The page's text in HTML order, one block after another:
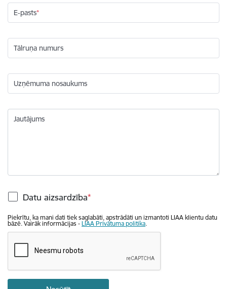
E-pasts
Tālruņa numurs
Uzņēmuma nosaukums
Jautājums
Datu aizsardzība
Piekrītu, ka mani dati tiek saglabāti, apstrādāti un izmantoti LIAA klientu datu
bāzē. Vairāk informācijas - LIAA Privātuma politika.